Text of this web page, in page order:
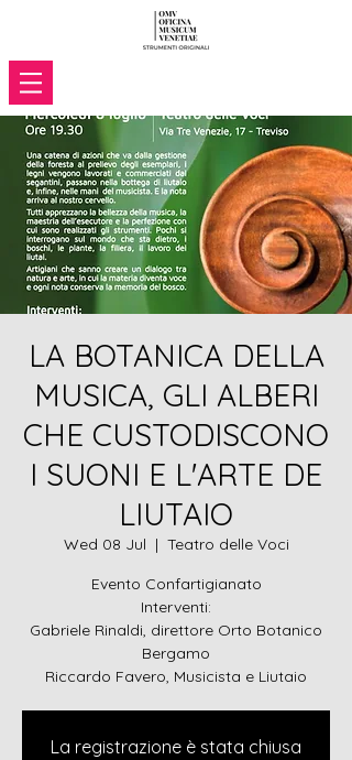
LA BOTANICA DELLA
MUSICA, GLI ALBERI
CHE CUSTODISCONO
I SUONI E L'ARTE DE
LIUTAIO
Wed 08 Jul
  |
Teatro delle Voci
Evento Confartigianato
Interventi:
Gabriele Rinaldi, direttore Orto Botanico
Bergamo
Riccardo Favero, Musicista e Liutaio
La registrazione è stata chiusa